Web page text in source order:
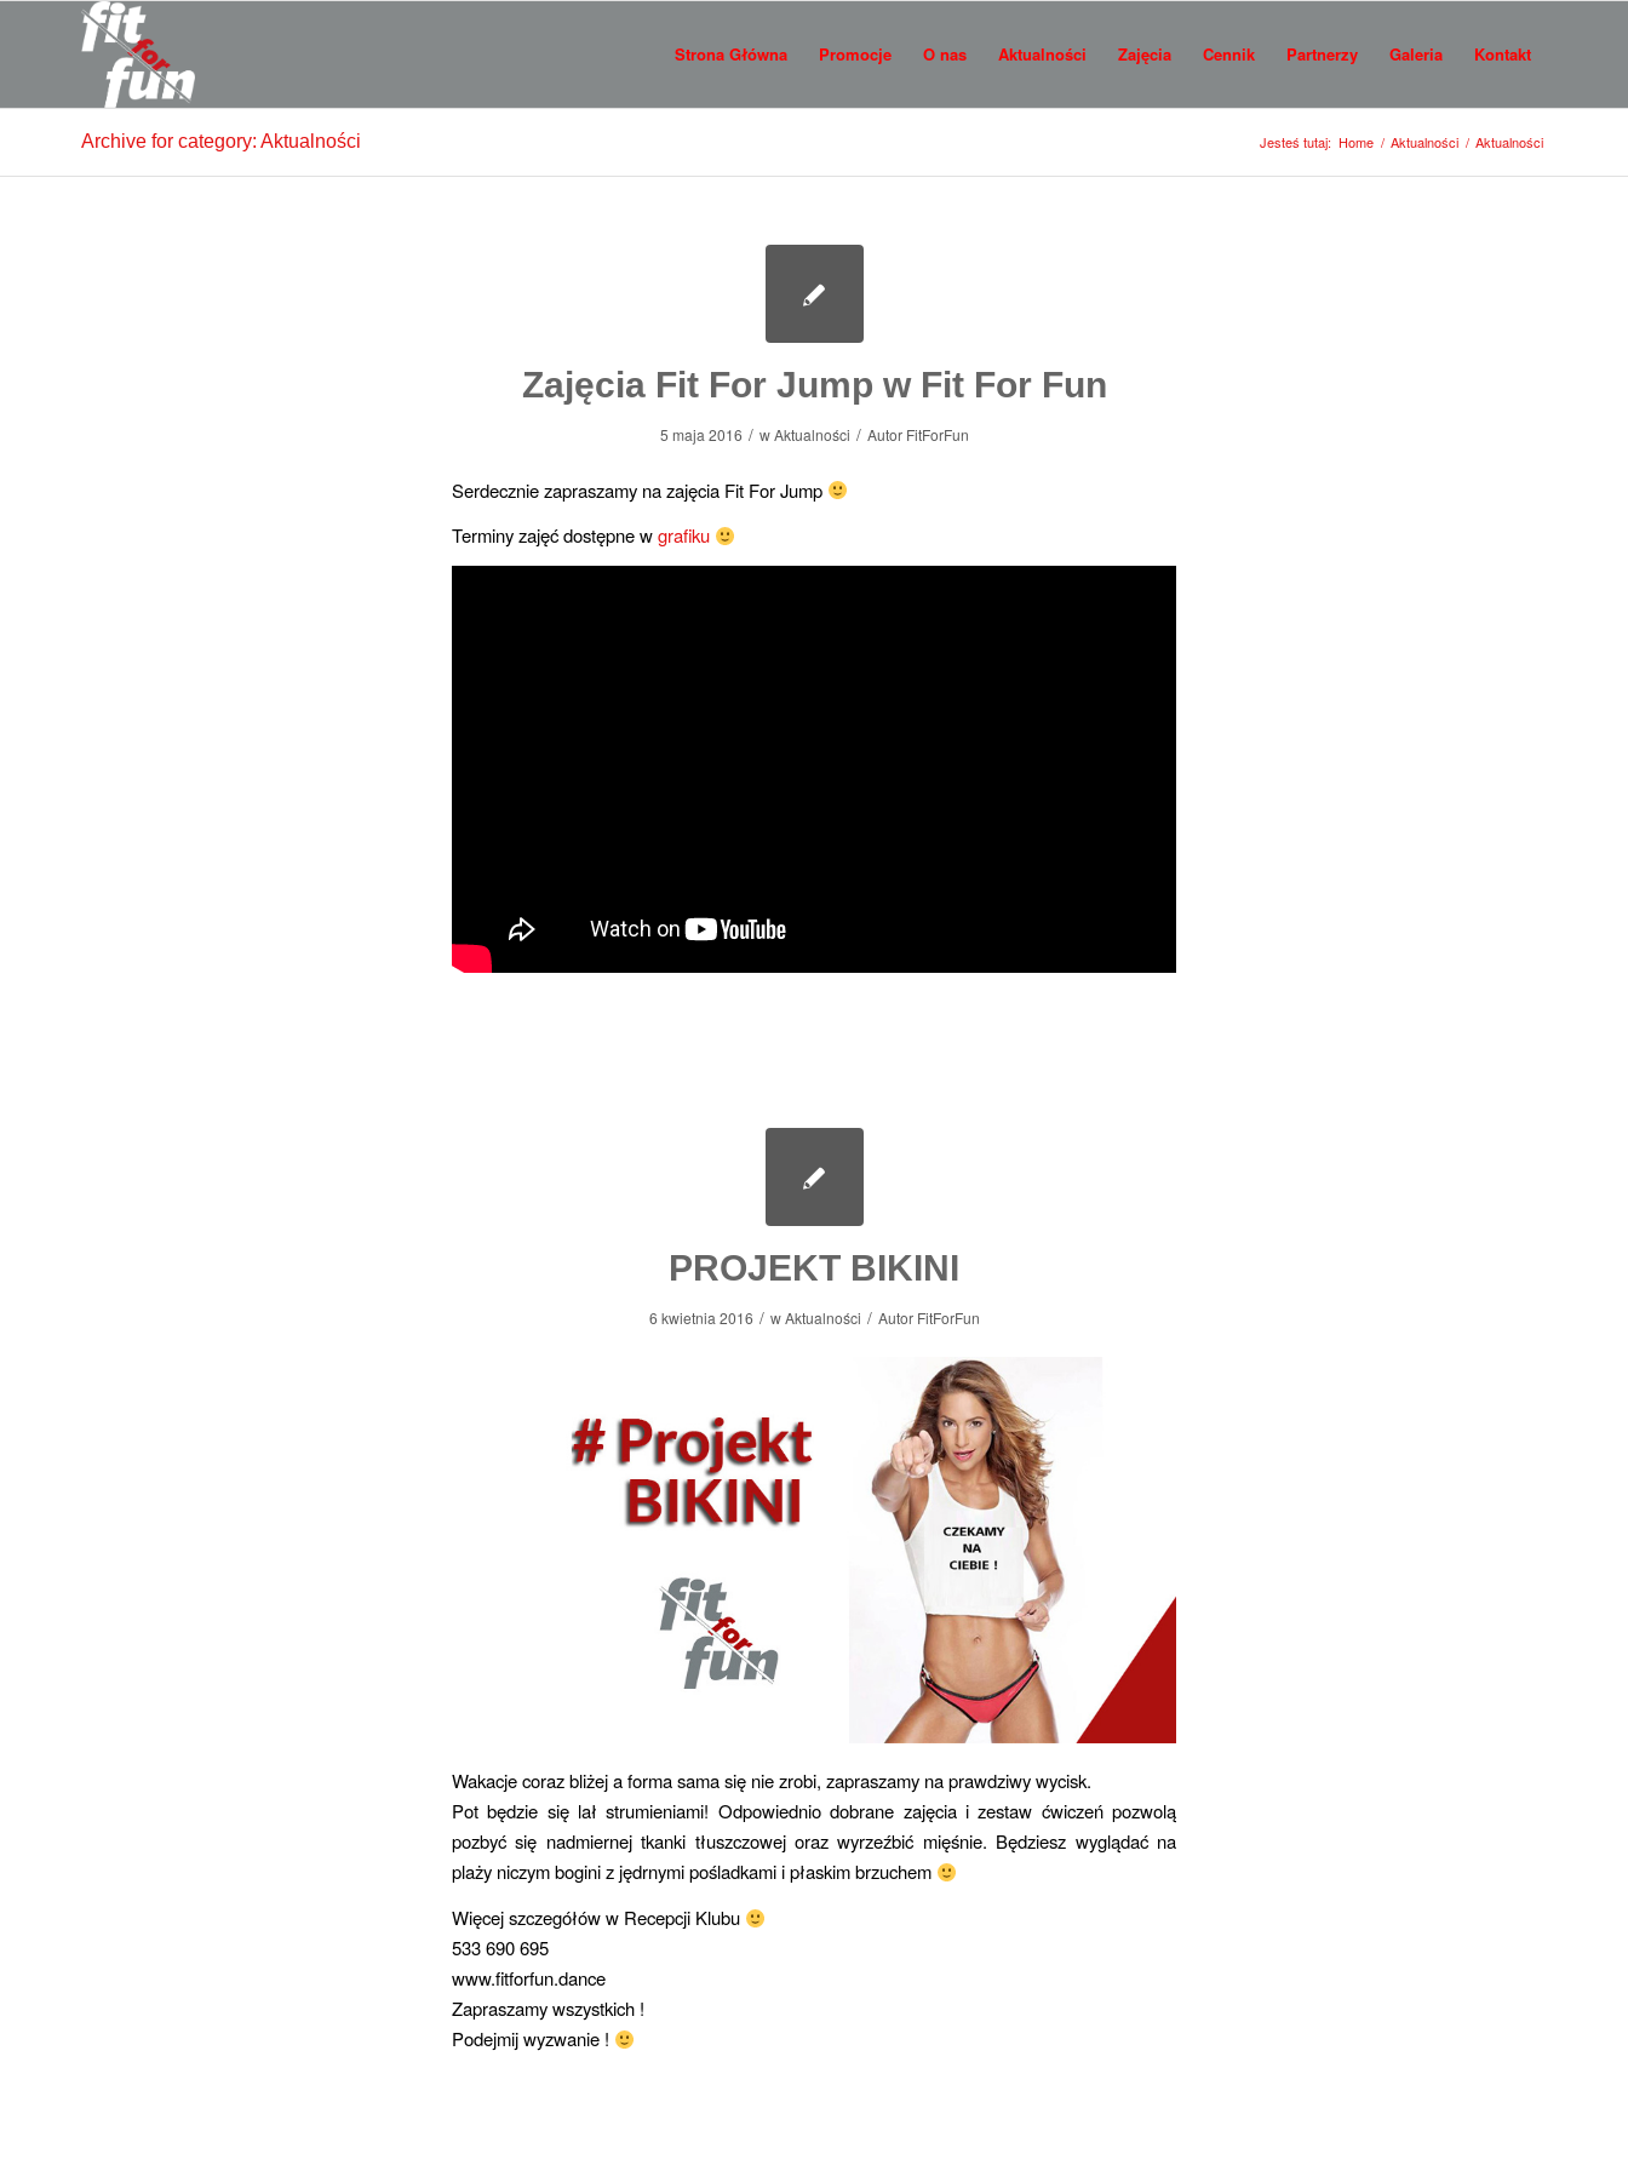
Strona Główna Promocje O nas Aktualności Zajęcia Cennik Partnerzy Galeria Kontakt
Archive for category: Aktualności Jesteś tutaj: Home / Aktualności / Aktualności
Zajęcia Fit For Jump w Fit For Fun
5 maja 2016 / wAktualności / Autor FitForFun
Serdecznie zapraszamy na zajęcia Fit For Jump
Terminy zajęć dostępne wgrafiku
PROJEKT BIKINI
6 kwietnia 2016 / wAktualności / Autor FitForFun
Wakacje coraz bliżej a forma sama się nie zrobi, zapraszamy na prawdziwy wycisk.
Pot będzie się lał strumieniami! Odpowiednio dobrane zajęcia i zestaw ćwiczeń pozwolą
pozbyć się nadmiernej tkanki tłuszczowej oraz wyrzeźbić mięśnie. Będziesz wyglądać na
plaży niczym bogini z jędrnymi pośladkami i płaskim brzuchem
Więcej szczegółów w Recepcji Klubu
533 690 695
www.fitforfun.dance
Zapraszamy wszystkich !
Podejmij wyzwanie !